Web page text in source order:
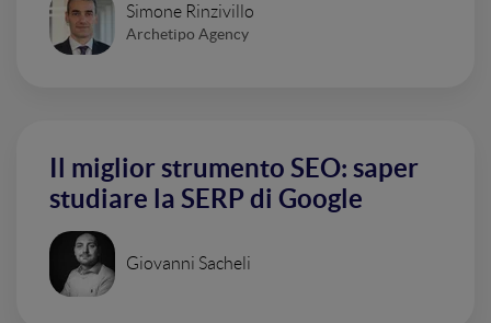
Simone Rinzivillo
Archetipo Agency
Il miglior strumento SEO: saper
studiare la SERP di Google
Giovanni Sacheli